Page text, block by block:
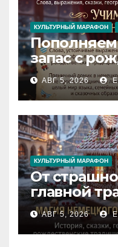
КУЛЬТУРНЫЙ МАРАФОН
запас с
сказкой!
вместе с
АВГ 5, 2026
КУЛЬТУРНЫЙ МАРАФОН
От
главной
немецкого
домика!
АВГ 5, 2026